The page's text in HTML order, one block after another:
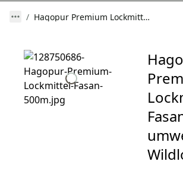
Hagopur Premium Lockmittel Fasan 500ml umweltneutraler Wildlockstoff